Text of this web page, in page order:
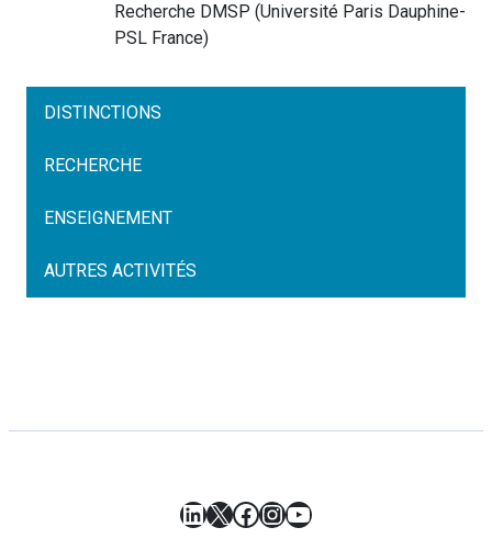
Recherche DMSP (Université Paris Dauphine-
PSL France)
DISTINCTIONS
RECHERCHE
ENSEIGNEMENT
AUTRES ACTIVITÉS
LinkedIn
X Facebook
Instagram
YouTube